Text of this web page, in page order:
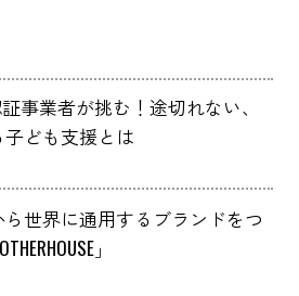
証事業者が挑む！途切れない、
ども支援とは
世界に通用するブランドをつ
」